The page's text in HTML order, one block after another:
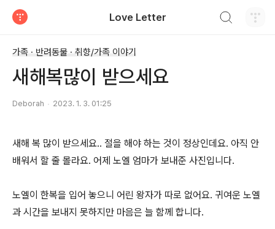
Love Letter
가족 · 반려동물 · 취향/가족 이야기
새해복많이 받으세요
Deborah 2023. 1. 3. 01:25
새해 복 많이 받으세요.. 절을 해야 하는 것이 정상인데요. 아직 안
배워서 할 줄 몰라요. 어제 노엘 엄마가 보내준 사진입니다.
노엘이 한복을 입어 놓으니 어린 왕자가 따로 없어요. 귀여운 노엘
과 시간을 보내지 못하지만 마음은 늘 함께 합니다.